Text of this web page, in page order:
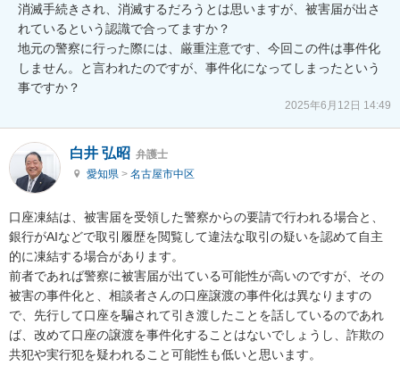
消滅手続きされ、消滅するだろうとは思いますが、被害届が出さ
れているという認識で合ってますか？
地元の警察に行った際には、厳重注意です、今回この件は事件化
しません。と言われたのですが、事件化になってしまったという
事ですか？
2025年6月12日 14:49
白井 弘昭 弁護士
愛知県 > 名古屋市中区
口座凍結は、被害届を受領した警察からの要請で行われる場合と、
銀行がAIなどで取引履歴を閲覧して違法な取引の疑いを認めて自主
的に凍結する場合があります。
前者であれば警察に被害届が出ている可能性が高いのですが、その
被害の事件化と、相談者さんの口座譲渡の事件化は異なりますの
で、先行して口座を騙されて引き渡したことを話しているのであれ
ば、改めて口座の譲渡を事件化することはないでしょうし、詐欺の
共犯や実行犯を疑われること可能性も低いと思います。